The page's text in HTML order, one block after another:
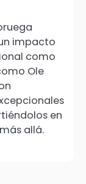
impacto
como
Ole
en
allá.